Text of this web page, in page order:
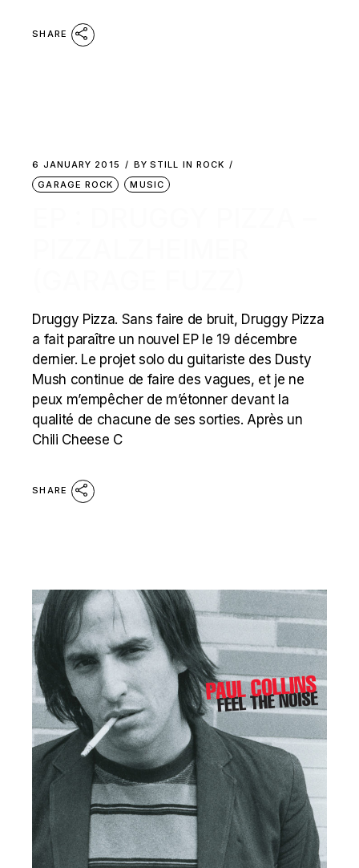
SHARE
6 JANUARY 2015 BY STILL IN ROCK
GARAGE ROCK
MUSIC
Druggy Pizza. Sans faire de bruit, Druggy Pizza
a fait paraître un nouvel EP le 19 décembre
dernier. Le projet solo du guitariste des Dusty
Mush continue de faire des vagues, et je ne
peux m’empêcher de m’étonner devant la
qualité de chacune de ses sorties. Après un
Chili Cheese C
SHARE